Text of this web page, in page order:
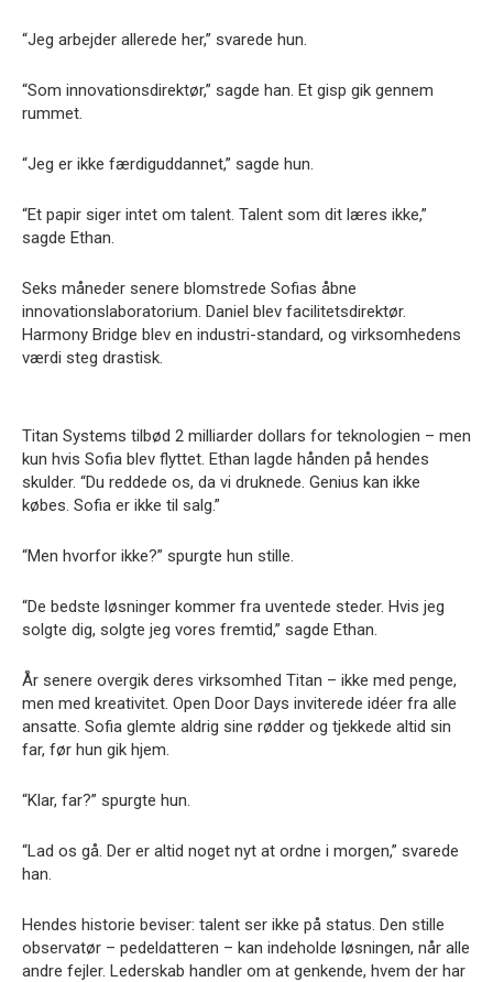
“Jeg arbejder allerede her,” svarede hun.
“Som innovationsdirektør,” sagde han. Et gisp gik gennem
rummet.
“Jeg er ikke færdiguddannet,” sagde hun.
“Et papir siger intet om talent. Talent som dit læres ikke,”
sagde Ethan.
Seks måneder senere blomstrede Sofias åbne
innovationslaboratorium. Daniel blev facilitetsdirektør.
Harmony Bridge blev en industri-standard, og virksomhedens
værdi steg drastisk.
Titan Systems tilbød 2 milliarder dollars for teknologien – men
kun hvis Sofia blev flyttet. Ethan lagde hånden på hendes
skulder. “Du reddede os, da vi druknede. Genius kan ikke
købes. Sofia er ikke til salg.”
“Men hvorfor ikke?” spurgte hun stille.
“De bedste løsninger kommer fra uventede steder. Hvis jeg
solgte dig, solgte jeg vores fremtid,” sagde Ethan.
År senere overgik deres virksomhed Titan – ikke med penge,
men med kreativitet. Open Door Days inviterede idéer fra alle
ansatte. Sofia glemte aldrig sine rødder og tjekkede altid sin
far, før hun gik hjem.
“Klar, far?” spurgte hun.
“Lad os gå. Der er altid noget nyt at ordne i morgen,” svarede
han.
Hendes historie beviser: talent ser ikke på status. Den stille
observatør – pedeldatteren – kan indeholde løsningen, når alle
andre fejler. Lederskab handler om at genkende, hvem der har